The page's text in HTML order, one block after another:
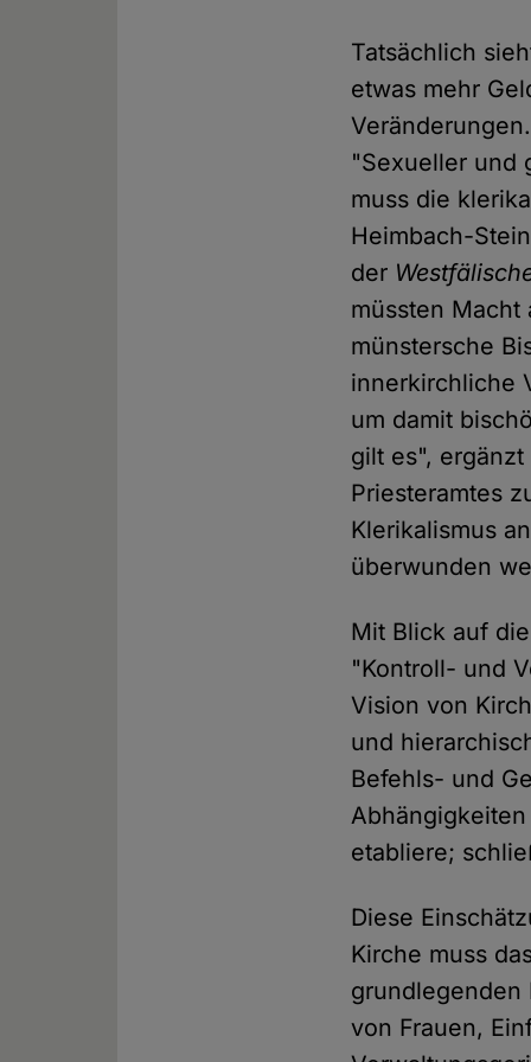
Tatsächlich
etwas mehr
"Sexueller und
muss die
Heimbach-
der
müssten Macht
münstersche
innerkirchliche
um damit
gilt es",
Priesteramtes
Klerikalismus
überwunden
Mit Blick auf
"Kontroll- und
Vision von
und
Befehls- und
etabliere;
Diese
Kirche muss
grundlegenden
von Frauen,